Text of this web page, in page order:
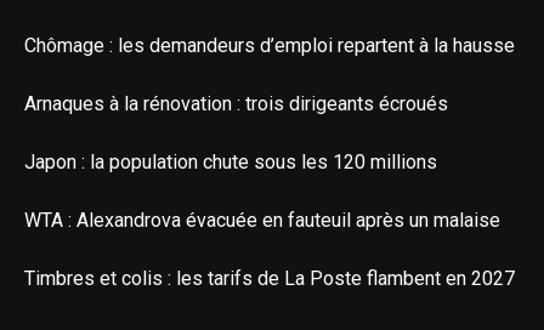
Chômage : les demandeurs d’emploi repartent à la hausse
Arnaques à la rénovation : trois dirigeants écroués
Japon : la population chute sous les 120 millions
WTA : Alexandrova évacuée en fauteuil après un malaise
Timbres et colis : les tarifs de La Poste flambent en 2027